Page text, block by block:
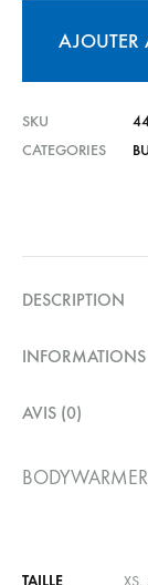
AJOUTER
SKU
CATEGORIES
DESCRIPTION
AVIS (0)
TAILLE XS,